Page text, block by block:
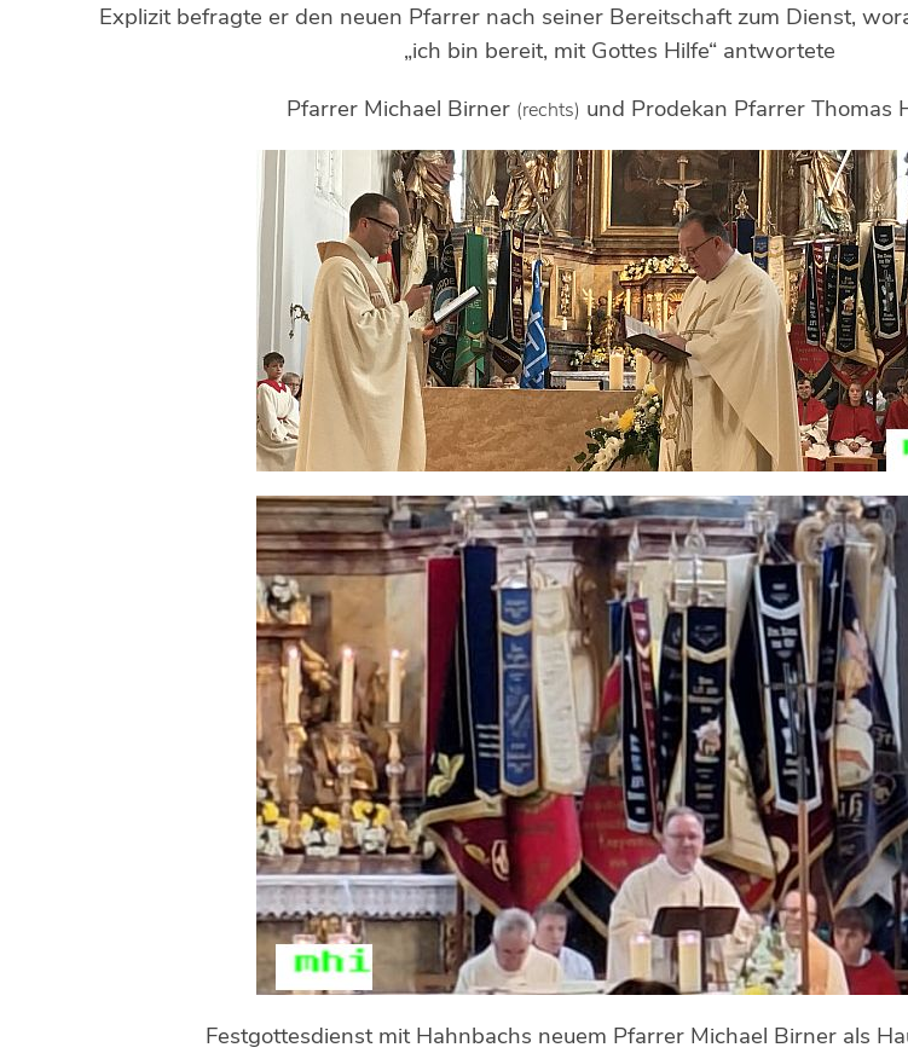
Explizit befragte er den neuen Pfarrer nach seiner Bereitschaft zum Dienst,
„ich bin bereit, mit Gottes Hilfe“ antwortete
Pfarrer Michael Birner (rechts) und Prodekan Pfarrer Thomas
Festgottesdienst mit Hahnbachs neuem Pfarrer Michael Birner als